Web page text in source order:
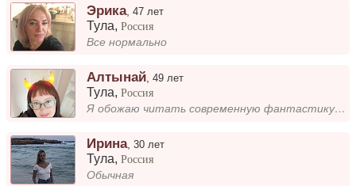
Эрика,47 лет
Тула,Россия
Все нормально
Алтынай ,49 лет
Тула,Россия
Я обожаю читать современную фантастику — особенно люблю погружаться в увлекательные вселенные, где технологии и воображе...
Ирина,30 лет
Тула,Россия
Обычная